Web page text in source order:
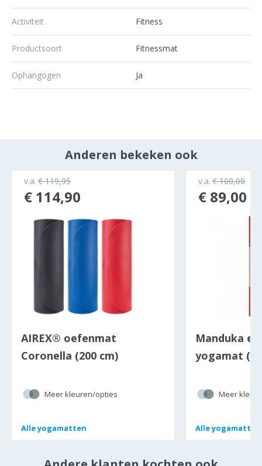
Activiteit Fitness
Productsoort Fitnessmat
Ophangogen Ja
Anderen bekeken ook
AIREX® oefenmat
Coronella (200 cm)
Meer kleuren/opties
Alleyogamatten
Alleyogamatten
v.a. € 119,95
€ 114,90
Manduka
yogamat
Meer
Alleyogamatten
Alleyogamatten
v.a. € 100,00
€ 89,00